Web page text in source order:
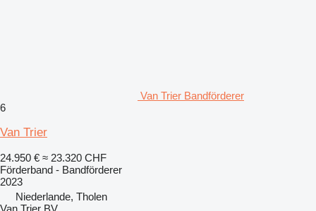
Van Trier Bandförderer
6
Van Trier
24.950 € ≈ 23.320 CHF
Förderband - Bandförderer
2023
Niederlande, Tholen
Van Trier BV